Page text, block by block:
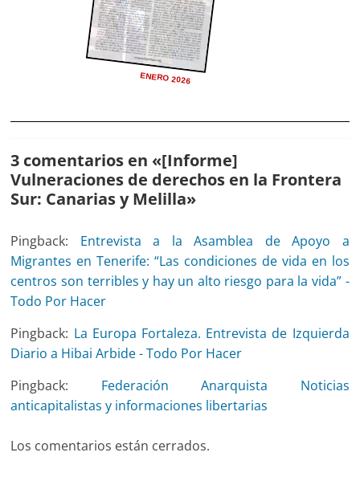
ENERO 2026
3 comentarios en «[Informe]
Vulneraciones de derechos en la Frontera
Sur: Canarias y Melilla»
Pingback: Entrevista a la Asamblea de Apoyo a
Migrantes en Tenerife: “Las condiciones de vida en los
centros son terribles y hay un alto riesgo para la vida” -
Todo Por Hacer
Pingback: La Europa Fortaleza. Entrevista de Izquierda
Diario a Hibai Arbide - Todo Por Hacer
Pingback: Federación Anarquista Noticias
anticapitalistas y informaciones libertarias
Los comentarios están cerrados.